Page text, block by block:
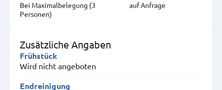
Bei Maximal­belegung (3
Personen)
auf Anfrage
Zusätzliche Angaben
Frühstück
Wird nicht angeboten
Endreinigung